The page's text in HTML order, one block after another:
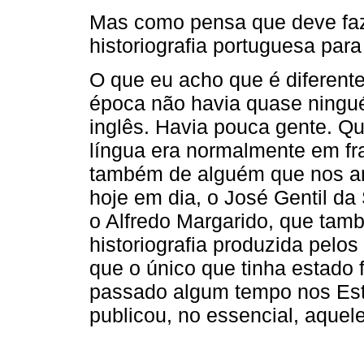
Mas como pensa que deve
historiografia portuguesa
O que eu acho que é
época não havia quase
inglês. Havia pouca gente.
língua era normalmente em
também de alguém que nos
hoje em dia, o José Gentil
o Alfredo Margarido, que
historiografia produzida
que o único que tinha
passado algum tempo nos
publicou, no essencial,